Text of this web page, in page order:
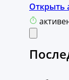
Открыть